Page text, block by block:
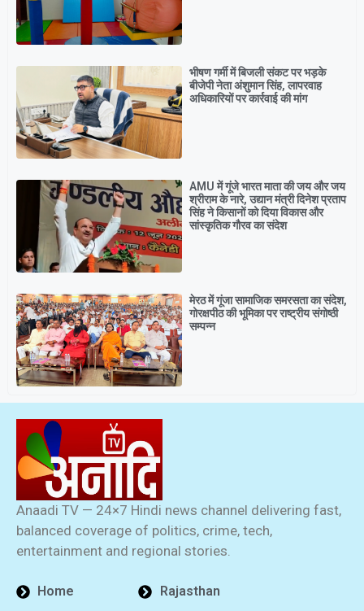
भीषण गर्मी में बिजली संकट पर भड़के
बीजेपी नेता अंशुमान सिंह, लापरवाह
अधिकारियों पर कार्रवाई की मांग
AMU में गूंजे भारत माता की जय और जय
श्रीराम के नारे, उद्यान मंत्री दिनेश प्रताप
सिंह ने किसानों को दिया विकास और
सांस्कृतिक गौरव का संदेश
मेरठ में गूंजा सामाजिक समरसता का संदेश,
गोरक्षपीठ की भूमिका पर राष्ट्रीय संगोष्ठी
सम्पन्न
Anaadi TV — 24×7 Hindi news channel delivering fast,
balanced coverage of politics, crime, tech,
entertainment and regional stories.
Home
Rajasthan